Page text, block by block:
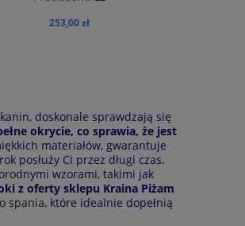
253,00 zł
do koszyka
doskonale sprawdzają się
okrycie, co sprawia, że jest
materiałów, gwarantuje
posłuży Ci przez długi czas.
wzorami, takimi jak
z oferty sklepu Kraina Piżam
spania, które idealnie dopełnią